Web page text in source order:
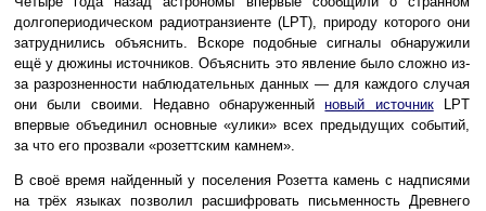
долгопериодическом радиотранзиенте (LPT), природу которого они
затруднились объяснить. Вскоре подобные сигналы обнаружили
ещё у дюжины источников. Объяснить это явление было сложно из-
за разрозненности наблюдательных данных — для каждого случая
они были своими. Недавно обнаруженныйновый источникLPT
впервые объединил основные «улики» всех предыдущих событий,
за что его прозвали «розеттским камнем».
В своё время найденный у поселения Розетта камень с надписями
на трёх языках позволил расшифровать письменность Древнего